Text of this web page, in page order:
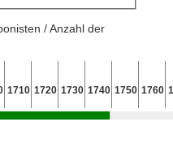
/ Anzahl der
1710 1720 1730 1740 1750 1760